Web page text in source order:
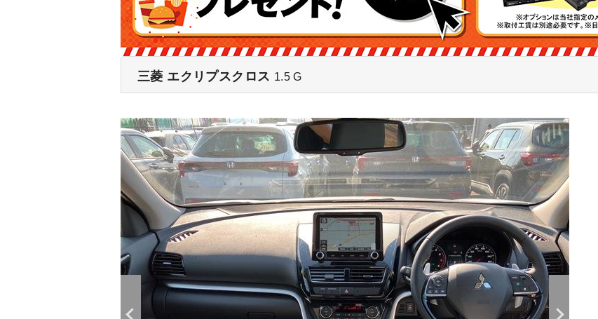
三菱 エクリプスクロス 1.5 G